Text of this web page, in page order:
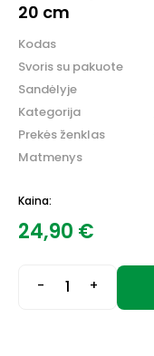
20 cm
Kodas
Svoris su pakuote
Sandėlyje
Kategorija
Prekės ženklas
Matmenys
Kaina:
24,90 €
- +